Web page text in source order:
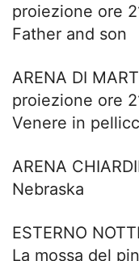
proiezione ore
Father and son
ARENA DI
proiezione ore
Venere in
ARENA
Nebraska
ESTERNO
La mossa del